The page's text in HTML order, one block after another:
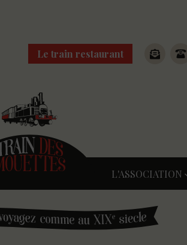
Le train restaurant
L'ASSOCIATION